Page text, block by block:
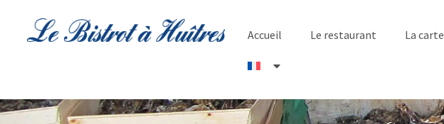
Accueil Le restaurant La carte